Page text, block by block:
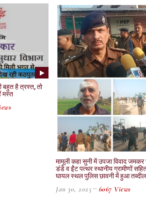
बहुत है त्रस्त, तो
मस्त
मामूली कहा सुनी में उपजा विवाद
डंडे व ईंट पत्थर स्थानीय ग्रामीणों
घायल स्थल पुलिस छावनी में हुआ तब्दील
Jan 30, 2025 6067 Views